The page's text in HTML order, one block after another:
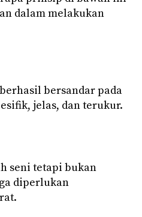
dalam melakukan
bersandar pada
jelas, dan terukur.
seni tetapi bukan
diperlukan